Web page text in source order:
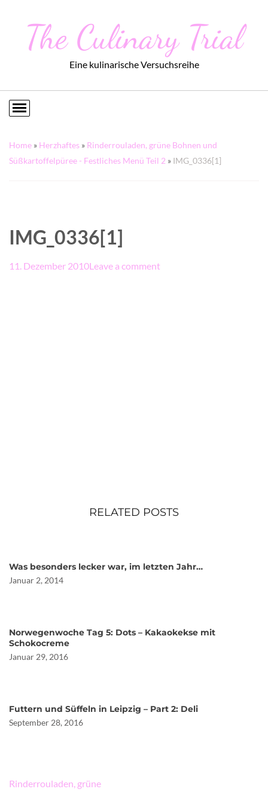
The Culinary Trial
Eine kulinarische Versuchsreihe
Home » Herzhaftes » Rinderrouladen, grüne Bohnen und
Süßkartoffelpüree - Festliches Menü Teil 2 » IMG_0336[1]
IMG_0336[1]
11. Dezember 2010Leave a comment
RELATED POSTS
Was besonders lecker war, im letzten Jahr…
Januar 2, 2014
Norwegenwoche Tag 5: Dots – Kakaokekse mit
Schokocreme
Januar 29, 2016
Futtern und Süffeln in Leipzig – Part 2: Deli
September 28, 2016
Beitragsnavigation
Rinderrouladen, grüne